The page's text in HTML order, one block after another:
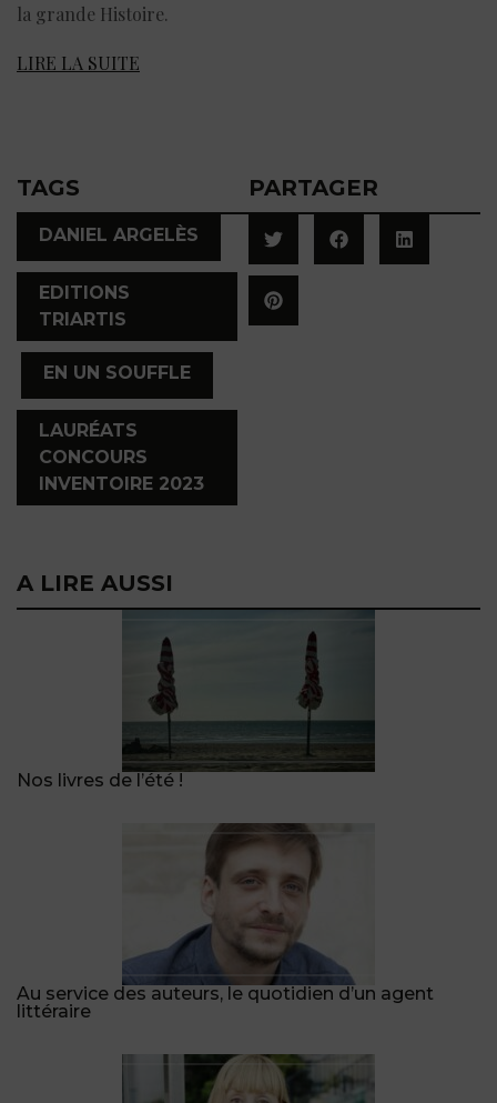
la grande Histoire.
LIRE LA SUITE
TAGS
DANIEL ARGELÈS
EDITIONS
TRIARTIS
EN UN SOUFFLE
LAURÉATS
CONCOURS
INVENTOIRE 2023
PARTAGER
A LIRE AUSSI
Nos livres de l’été !
Au service des auteurs, le quotidien d’un agent
littéraire